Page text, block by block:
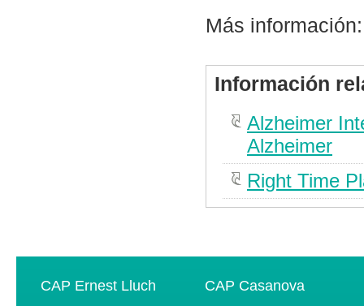
Más
Información
Alzheimer
Alzheimer
Right Time
CAP Ernest Lluch CAP Casanova